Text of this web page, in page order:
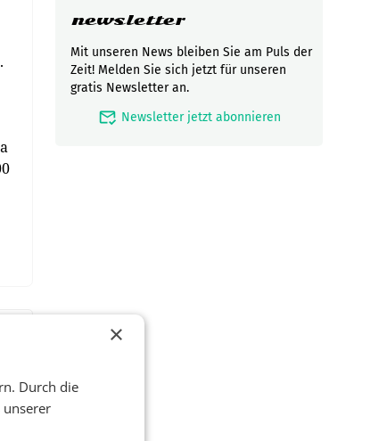
newsletter
Mit unseren News bleiben Sie am Puls der
Zeit! Melden Sie sich jetzt für unseren
gratis Newsletter an.
mark_email_read Newsletter jetzt abonnieren
×
Durch die
unserer